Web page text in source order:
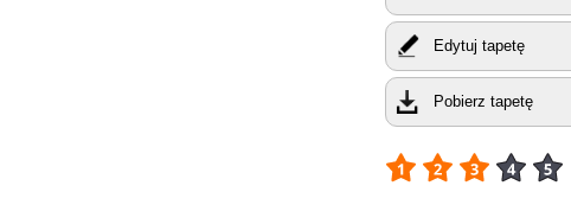
Edytuj tapetę
Pobierz tapetę